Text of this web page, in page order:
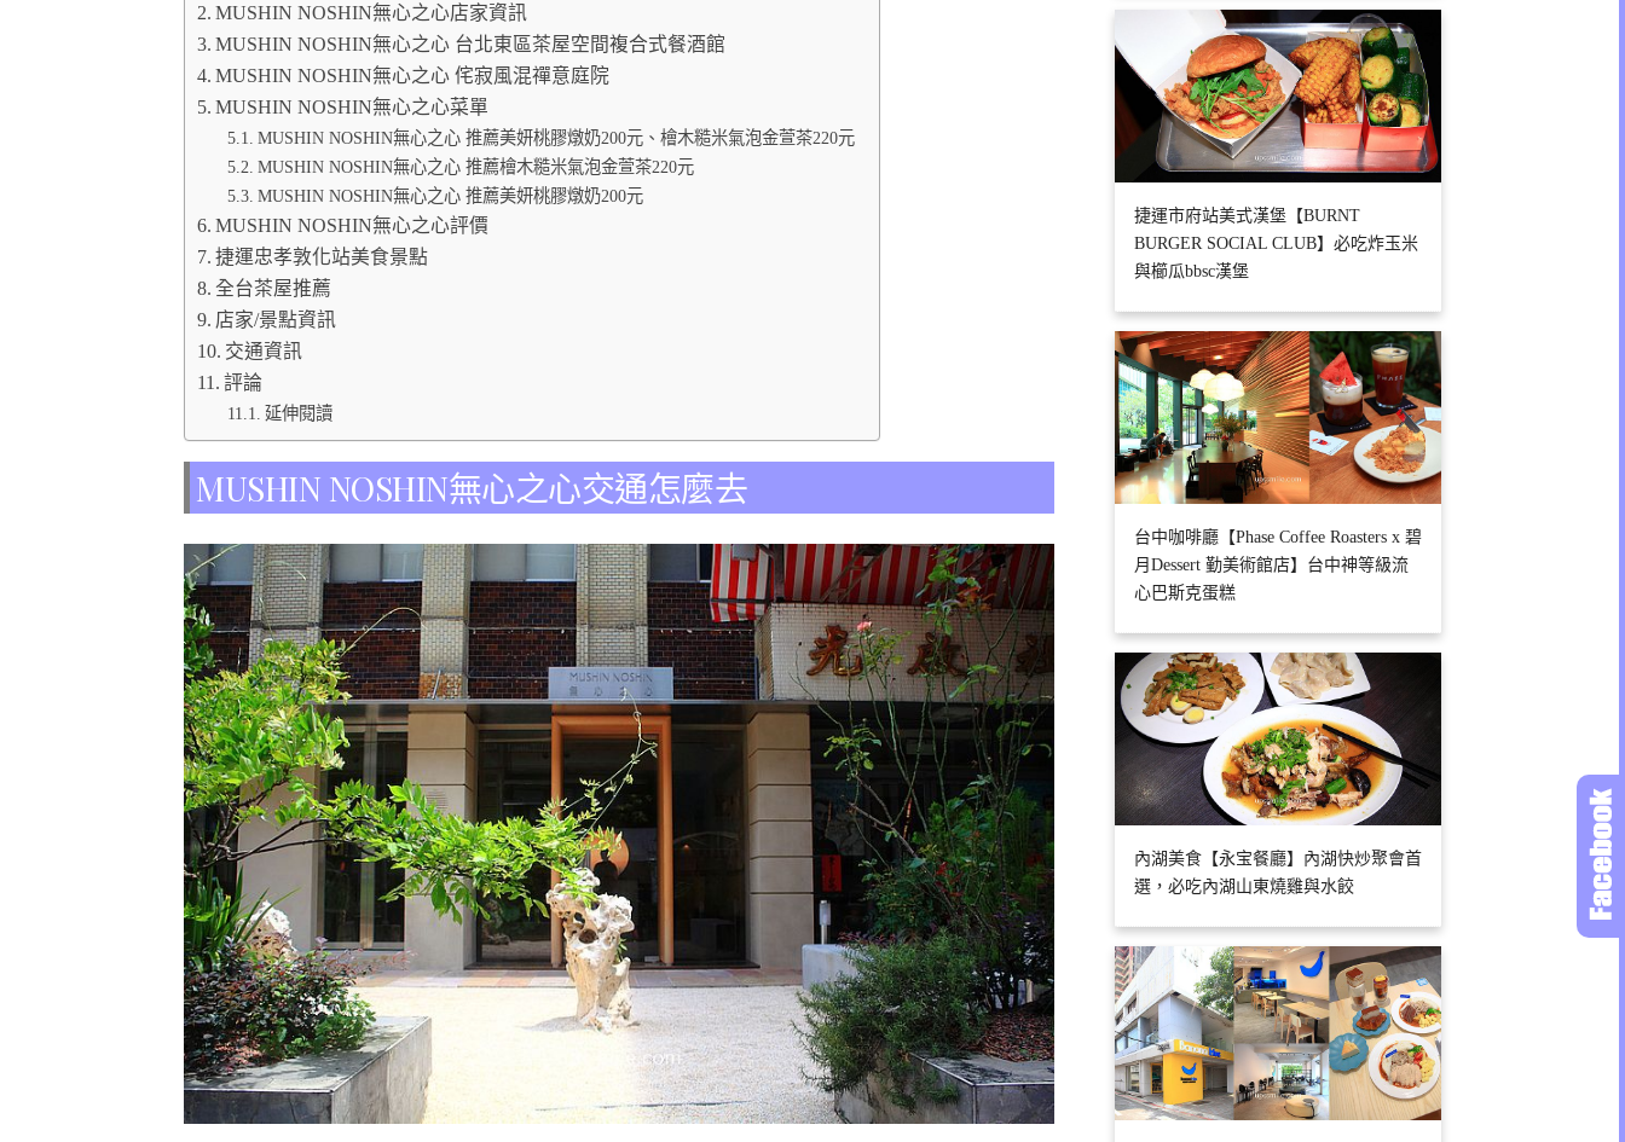
MUSHIN NOSHIN無心之心店家資訊
MUSHIN NOSHIN無心之心 台北東區茶屋空間複合式餐酒館
MUSHIN NOSHIN無心之心 侘寂風混禪意庭院
MUSHIN NOSHIN無心之心菜單
MUSHIN NOSHIN無心之心 推薦美妍桃膠燉奶200元、檜木糙米氣泡金萱茶220元
MUSHIN NOSHIN無心之心 推薦檜木糙米氣泡金萱茶220元
MUSHIN NOSHIN無心之心 推薦美妍桃膠燉奶200元
MUSHIN NOSHIN無心之心評價
捷運忠孝敦化站美食景點
全台茶屋推薦
店家/景點資訊
交通資訊
評論
延伸閱讀
MUSHIN NOSHIN無心之心交通怎麼去
捷運市府站美式漢堡【BURNT
BURGER SOCIAL CLUB】必吃炸玉米
與櫛瓜bbsc漢堡
台中咖啡廳【Phase Coffee Roasters x 碧
月Dessert 勤美術館店】台中神等級流
心巴斯克蛋糕
內湖美食【永宝餐廳】內湖快炒聚會首
選，必吃內湖山東燒雞與水餃